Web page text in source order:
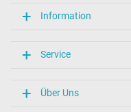
Information
Service
Über Uns